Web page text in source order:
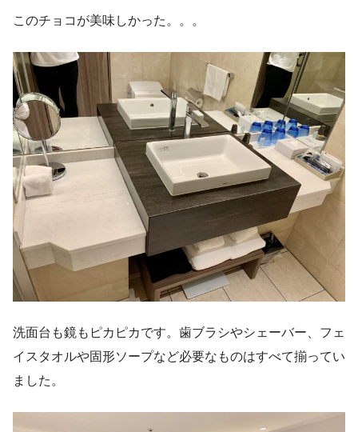
このチョコが美味しかった。。。
洗面台も鏡もピカピカです。歯ブラシやシェーバー、フェ
イスタオルや固形ソープなど必要なものはすべて揃ってい
ました。